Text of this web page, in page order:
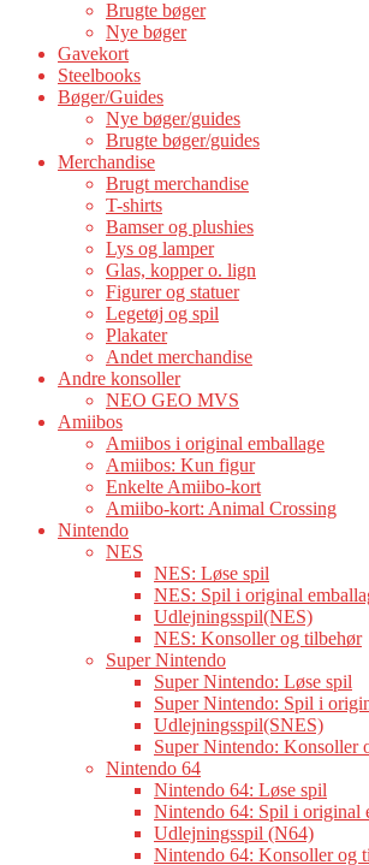
Brugte bøger
Nye bøger
Gavekort
Steelbooks
Bøger/Guides
Nye bøger/guides
Brugte bøger/guides
Merchandise
Brugt merchandise
T-shirts
Bamser og plushies
Lys og lamper
Glas, kopper o. lign
Figurer og statuer
Legetøj og spil
Plakater
Andet merchandise
Andre konsoller
NEO GEO MVS
Amiibos
Amiibos i original emballage
Amiibos: Kun figur
Enkelte Amiibo-kort
Amiibo-kort: Animal Crossing
Nintendo
NES
NES: Løse spil
NES: Spil i original
Udlejningsspil(NES)
NES: Konsoller og tilbehør
Super Nintendo
Super Nintendo: Løse spil
Super Nintendo: Spil i
Udlejningsspil(SNES)
Super Nintendo: Konsoller
Nintendo 64
Nintendo 64: Løse spil
Nintendo 64: Spil i original
Udlejningsspil (N64)
Nintendo 64: Konsoller og